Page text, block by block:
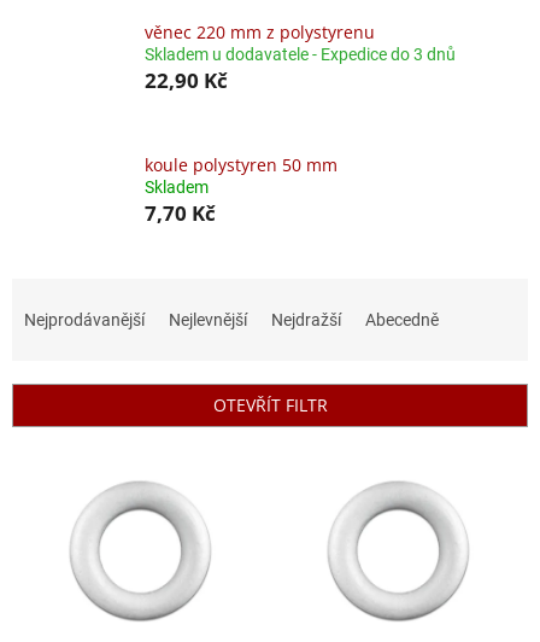
věnec 220 mm z polystyrenu
Skladem u dodavatele - Expedice do 3 dnů
22,90 Kč
koule polystyren 50 mm
Skladem
7,70 Kč
í
Nejprodávanější Nejlevnější Nejdražší Abecedně
OTEVŘÍT FILTR